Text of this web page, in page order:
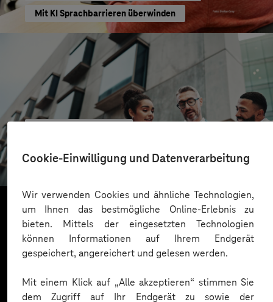
Cookie-Einwilligung und Datenverarbeitung
Wir verwenden Cookies und ähnliche Technologien,
um Ihnen das bestmögliche Online-Erlebnis zu
bieten. Mittels der eingesetzten Technologien
können Informationen auf Ihrem Endgerät
gespeichert, angereichert und gelesen werden.
Mit einem Klick auf „Alle akzeptieren“ stimmen Sie
dem Zugriff auf Ihr Endgerät zu sowie der
Mit KI Sprachbarrieren überwinden
Erfolgreiche Transformation durch gezielte
Change-Begleitung
Mehr laden